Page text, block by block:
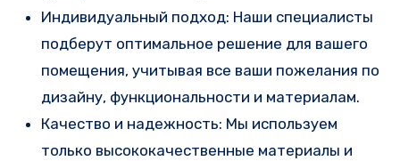
Индивидуальный подход: Наши специалисты
подберут оптимальное решение для вашего
помещения, учитывая все ваши пожелания по
дизайну, функциональности и материалам.
Качество и надежность: Мы используем
только высококачественные материалы и